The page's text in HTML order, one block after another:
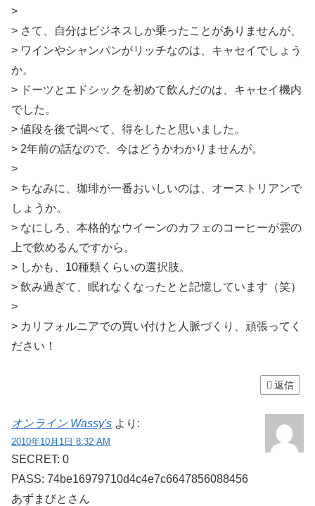
>
> さて、自分はビジネスしか乗ったことがありませんが、
> ワインやシャンパンがリッチなのは、キャセイでしょう
か。
> ドーツとエドシックを初めて飲んだのは、キャセイ機内
でした。
> 値段を後で調べて、得をしたと思いました。
> 2年前の話なので、今はどうかわかりませんが。
>
> ちなみに、珈琲が一番おいしいのは、オーストリアンで
しょうか。
> なにしろ、本格的なウイーンのカフェのコーヒーが雲の
上で飲めるんですから。
> しかも、10種類くらいの選択肢。
> 飲み過ぎて、眠れなくなったとと記憶しています（笑）
>
> カリフォルニアでの買い付けと人脈づくり、頑張ってく
ださい！
返信
オンライン Wassy's より:
2010年10月1日 8:32 AM
SECRET: 0
PASS: 74be16979710d4c4e7c6647856088456
あずまびとさん